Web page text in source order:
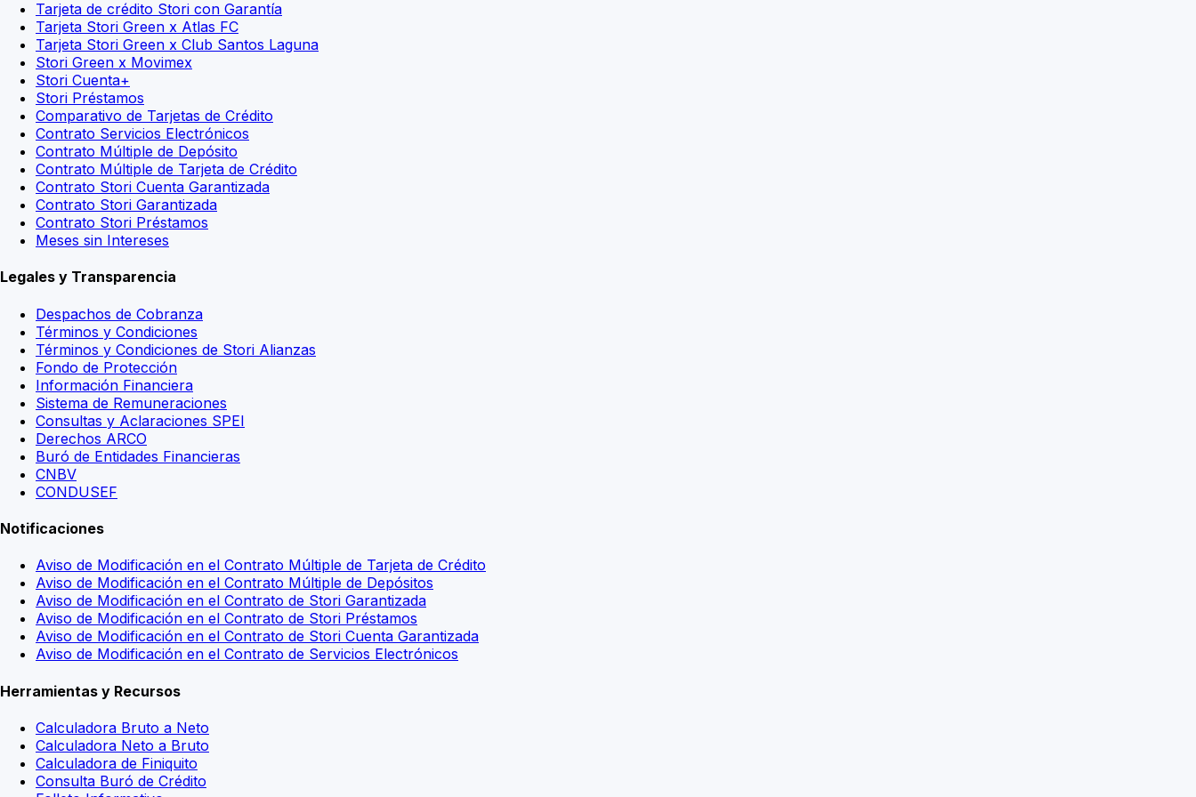
Tarjeta de crédito Stori con Garantía
Tarjeta Stori Green x Atlas FC
Tarjeta Stori Green x Club Santos Laguna
Stori Green x Movimex
Stori Cuenta+
Stori Préstamos
Comparativo de Tarjetas de Crédito
Contrato Servicios Electrónicos
Contrato Múltiple de Depósito
Contrato Múltiple de Tarjeta de Crédito
Contrato Stori Cuenta Garantizada
Contrato Stori Garantizada
Contrato Stori Préstamos
Meses sin Intereses
Legales y Transparencia
Despachos de Cobranza
Términos y Condiciones
Términos y Condiciones de Stori Alianzas
Fondo de Protección
Información Financiera
Sistema de Remuneraciones
Consultas y Aclaraciones SPEI
Derechos ARCO
Buró de Entidades Financieras
CNBV
CONDUSEF
Notificaciones
Aviso de Modificación en el Contrato Múltiple de Tarjeta de Crédito
Aviso de Modificación en el Contrato Múltiple de Depósitos
Aviso de Modificación en el Contrato de Stori Garantizada
Aviso de Modificación en el Contrato de Stori Préstamos
Aviso de Modificación en el Contrato de Stori Cuenta Garantizada
Aviso de Modificación en el Contrato de Servicios Electrónicos
Herramientas y Recursos
Calculadora Bruto a Neto
Calculadora Neto a Bruto
Calculadora de Finiquito
Consulta Buró de Crédito